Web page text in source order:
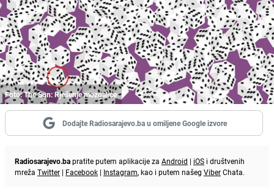
Foto: The Sun: Rješenje mozgalice
Dodajte Radiosarajevo.ba u omiljene Google izvore
Radiosarajevo.bapratite putem aplikacije za Android | iOS i društvenih
mreža Twitter | Facebook | Instagram, kao i putem našeg ViberChata.